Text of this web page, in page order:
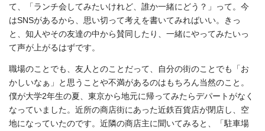
て、「ランチ会してみたいけれど、誰か一緒にどう？」って。今
はSNSがあるから、思い切って考えを書いてみればいい。きっ
と、知人やその友達の中から賛同したり、一緒にやってみたいっ
て声が上がるはずです。
職場のことでも、友人とのことだって、自分の街のことでも「お
かしいなぁ」と思うことや不満があるのはもちろん当然のこと。
僕が大学2年生の夏、東京から地元に帰ってみたらデパートがなく
なっていました。近所の商店街にあった近鉄百貨店が閉店し、空
地になっていたのです。近隣の商店主に聞いてみると、「駐車場